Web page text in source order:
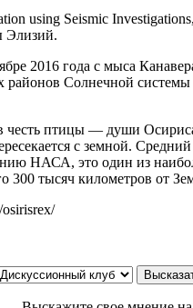
using Seismic
Элизий.
2016 года с мыса
районов Солнечной
птицы — души
с земной.
НАСА, это один из
300 тысяч километров от